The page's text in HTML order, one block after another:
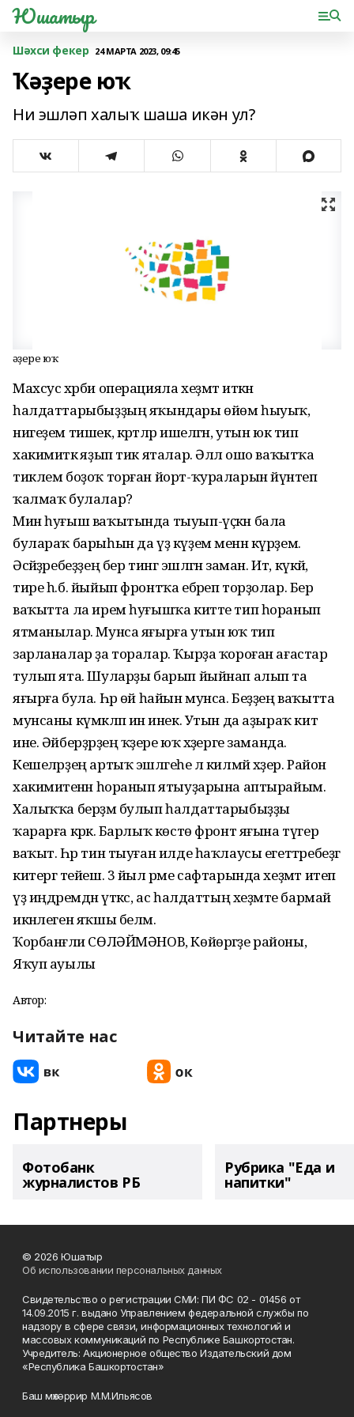
Юшатыр
Шәхси фекер 24 МАРТА 2023, 09:45
Ҡәҙере юҡ
Ни эшләп халыҡ шаша икән ул?
Ҡәҙере юҡ
Махсус хәрби операцияла хеҙмәт иткән
һалдаттарыбыҙҙың яҡындары өйөм һыуыҡ,
нигеҙем тишек, кәртәләр ишелгән, утын юк тип
хакимиәткә яҙып тик яталар. Әллә ошо ваҡытҡа
тиклем боҙоҡ торған йорт-ҡураларын йүнәтеп
ҡалмаҡ булалар?
Мин һуғыш ваҡытында тыуып-үҫкән бала
булараҡ барыһын да үҙ күҙем менән күрҙем.
Әсәйҙәребеҙҙең бер тингә эшләгән заман. Ит, күкәй,
тире һ.б. йыйып фронтҡа ебәреп торҙолар. Бер
ваҡытта ла ирем һуғышҡа китте тип һоранып
ятманылар. Мунса яғырға утын юҡ тип
зарланалар ҙа торалар. Ҡырҙа ҡороған ағастар
тулып ята. Шуларҙы барып йыйнап алып та
яғырға була. Һәр өй һайын мунса. Беҙҙең ваҡытта
мунсаны күмәкләп инә инек. Утын да аҙыраҡ китә
ине. Әйберҙәрҙең ҡәҙере юҡ хәҙерге заманда.
Кешеләрҙең артыҡ эшләгеһе лә килмәй хәҙер. Район
хакимиәтенән һоранып ятыуҙарына аптырайым.
Халыҡҡа берҙәм булып һалдаттарыбыҙҙы
ҡарарға кәрәк. Барлыҡ көстө фронт яғына түгер
ваҡыт. Һәр тин тыуған илде һаҡлаусы егеттәребеҙгә
китергә тейеш. 3 йыл әрме сафтарында хеҙмәт итеп
үҙ иңдәремдән үткәс, ас һалдаттың хеҙмәте бармай
икәнлеген яҡшы беләм.
Ҡорбанғәли СӨЛӘЙМӘНОВ, Көйөргәҙе районы,
Яҡуп ауылы
Автор:
Читайте нас
Партнеры
Фотобанк
журналистов РБ
Рубрика "Еда и
напитки"
© 2026 Юшатыр
Об использовании персональных данных
Свидетельство о регистрации СМИ: ПИ ФС 02 - 01456 от
14.09.2015 г. выдано Управлением федеральной службы по
надзору в сфере связи, информационных технологий и
массовых коммуникаций по Республике Башкортостан.
Учредитель: Акционерное общество Издательский дом
«Республика Башкортостан»
Баш мөхәррир М.М.Ильясов